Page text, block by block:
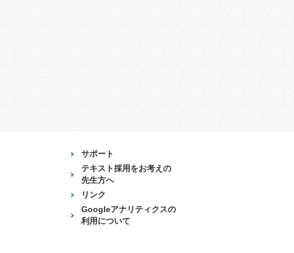
サポート
テキスト採用をお考えの
先生方へ
リンク
Googleアナリティクスの
利用について